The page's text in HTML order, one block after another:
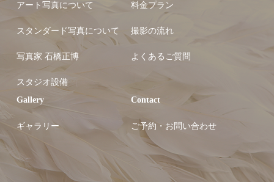
アート写真について
スタンダード写真について
写真家 石橋正博
スタジオ設備
料金プラン
撮影の流れ
よくあるご質問
Gallery
ギャラリー
Contact
ご予約・お問い合わせ